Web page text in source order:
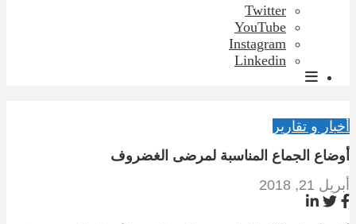
Twitter
YouTube
Instagram
Linkedin
أخبار و تقارير
أوضاع الجماع المناسبة لمرضى الغضروف
أبريل 21, 2018